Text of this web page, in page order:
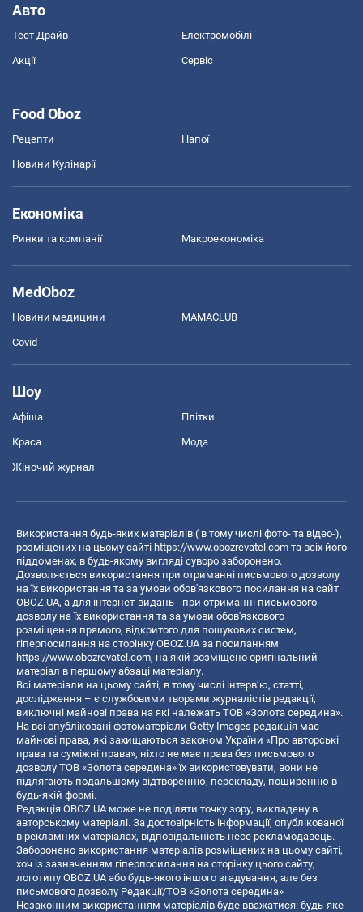
Авто
Тест Драйв Електромобілі
Акції Сервіс
Food Oboz
Рецепти Напої
Новини Кулінарії
Економіка
Ринки та компанії Макроекономіка
MedOboz
Новини медицини MAMACLUB
Covid
Шоу
Афіша Плітки
Краса Мода
Жіночий журнал
Використання будь-яких матеріалів ( в тому числі фото- та відео-),
розміщених на цьому сайті https://www.obozrevatel.com та всіх його
піддоменах, в будь-якому вигляді суворо заборонено.
Дозволяється використання при отриманні письмового дозволу
на їх використання та за умови обов'язкового посилання на сайт
OBOZ.UA, а для інтернет-видань - при отриманні письмового
дозволу на їх використання та за умови обов'язкового
розміщення прямого, відкритого для пошукових систем,
гіперпосилання на сторінку OBOZ.UA за посиланням
https://www.obozrevatel.com, на якій розміщено оригінальний
матеріал в першому абзаці матеріалу.
Всі матеріали на цьому сайті, в тому числі інтерв’ю, статті,
дослідження – є службовими творами журналістів редакції,
виключні майнові права на які належать ТОВ «Золота середина».
На всі опубліковані фотоматеріали Getty Images редакція має
майнові права, які захищаються законом України «Про авторські
права та суміжні права», ніхто не має права без письмового
дозволу ТОВ «Золота середина» їх використовувати, вони не
підлягають подальшому відтворенню, перекладу, поширенню в
будь-якій формі.
Редакція OBOZ.UA може не поділяти точку зору, викладену в
авторському матеріалі. За достовірність інформації, опублікованої
в рекламних матеріалах, відповідальність несе рекламодавець.
Заборонено використання матеріалів розміщених на цьому сайті,
хоч із зазначенням гіперпосилання на сторінку цього сайту,
логотипу OBOZ.UA або будь-якого іншого згадування, але без
письмового дозволу Редакції/ТОВ «Золота середина»
Незаконним використанням матеріалів буде вважатися: будь-яке